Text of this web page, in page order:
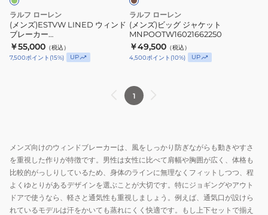
レ
ー
カ
ー
MNPOOTW16021718300
ラルフ ローレン
(メンズ)ESTVW LINED ウィンド
ブレーカー
MNPOOTW16021718300
￥55,000 （税込）
7,500ポイント (15%) UP
ッ
ト
MNPOOTW16021662250
ラルフ ローレン
(メンズ)ビッグ ジャケット
MNPOOTW16021662250
￥49,500 （税込）
4,500ポイント (10%) UP
1
メンズ向けのウィンドブレーカーは、風をしっかり防ぎながらも動きやすさ
を重視した作りが特徴です。男性は女性に比べて肩幅や胸囲が広く、体格も
比較的がっしりしているため、身体のラインに無理なくフィットしつつ、程
よくゆとりがあるデザインを選ぶことが大切です。特にジョギングやアウト
ドアで使うなら、軽さと通気性も重視しましょう。例えば、通気口が設けら
れているモデルは汗をかいても蒸れにくく快適です。もし上下セットで揃え